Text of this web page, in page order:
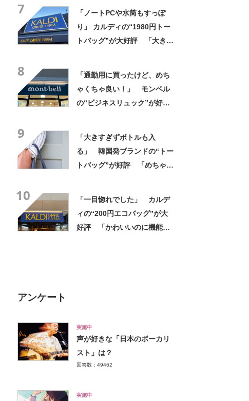
7
「ノートPCや水筒もすっぽ
り」 カルディの“1980円トー
トバッグ”が大好評 「大きさ
8
「通勤用に買ったけど、めち
ゃくちゃ良い！」 モンベル
の“ビジネスリュック”が好
9
「大きすぎずボトルも入
る」 韓国発ブランドの“トー
トバッグ”が好評 「めちゃく
10
「一目惚れでした」 カルデ
ィの“200円エコバッグ”が大
好評 「かわいいのに機能
アンケート
実施中
声が好きな「日本のボーカリ
スト」は？
回答数：49462
実施中